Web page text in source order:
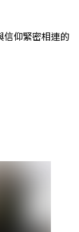
信仰緊密相連的